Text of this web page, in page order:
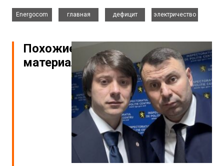
Energocom
главная
дефицит
электричество
Похожие
материалы